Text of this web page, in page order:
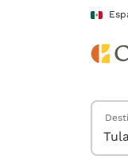
Pasar A Contenido